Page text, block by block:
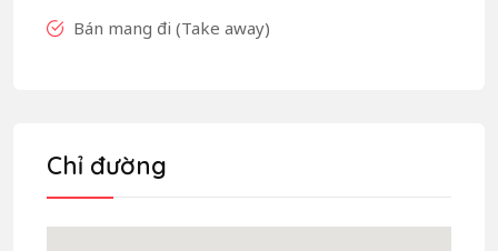
Bán mang đi (Take away)
Chỉ đường